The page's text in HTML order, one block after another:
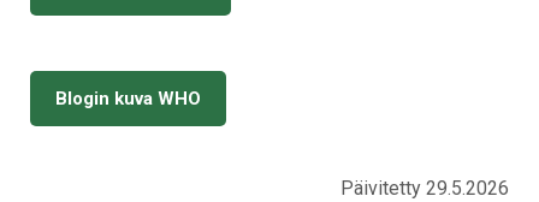
Blogin kuva WHO
Päivitetty 29.5.2026